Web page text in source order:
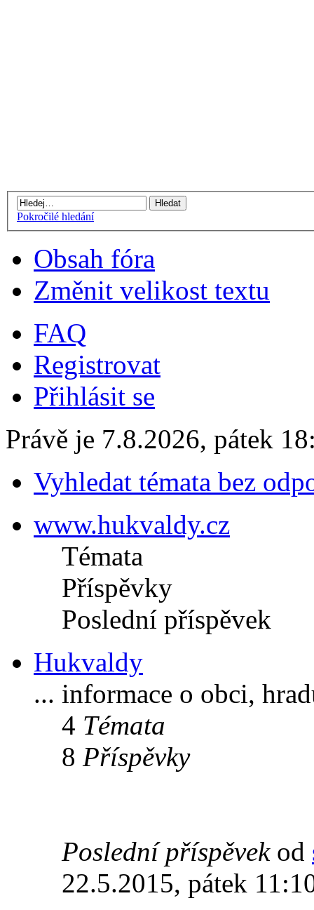
Pokročilé hledání
Obsah fóra
Změnit velikost textu
FAQ
Registrovat
Přihlásit se
Právě je 7.8.2026, pátek
Vyhledat témata bez
www.hukvaldy.cz
Témata
Příspěvky
Poslední příspěvek
Hukvaldy
... informace o obci,
4 Témata
8 Příspěvky
Poslední příspěvekod
22.5.2015, pátek